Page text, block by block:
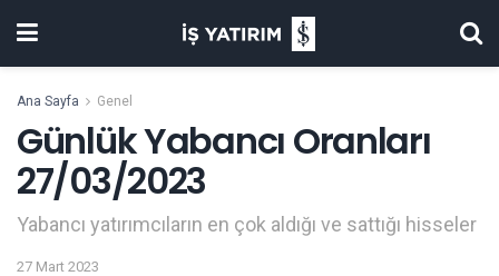
Ana Sayfa Genel
Günlük Yabancı Oranları
27/03/2023
Yabancı yatırımcıların en çok aldığı ve sattığı hisseler
27 Mart 2023